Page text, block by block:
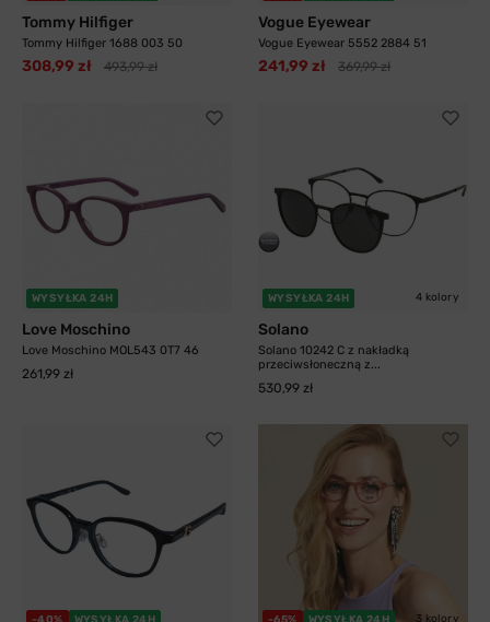
Tommy Hilfiger
Tommy Hilfiger 1688 003 50
308,99 zł 493,99 zł
Vogue Eyewear
Vogue Eyewear 5552 2884 51
241,99 zł 369,99 zł
WYSYŁKA 24H
Love Moschino
Love Moschino MOL543 0T7 46
261,99 zł
WYSYŁKA 24H 4 kolory
Solano
Solano 10242 C z nakładką
przeciwsłoneczną z...
530,99 zł
3 kolory